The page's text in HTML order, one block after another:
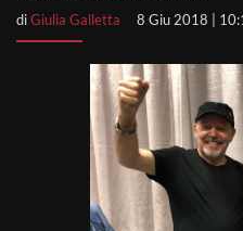
diGiulia Galletta 8 Giu 2018 |